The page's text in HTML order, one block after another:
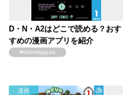
D・N・A2はどこで読める？おす
すめの漫画アプリを紹介
#ebookjapan
漫画